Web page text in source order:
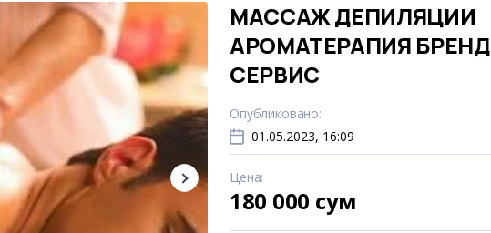
МАССАЖ ДЕПИЛЯЦИИ
АРОМАТЕРАПИЯ БРЕНД
СЕРВИС
Опубликовано:
01.05.2023, 16:09
Цена:
180 000 сум